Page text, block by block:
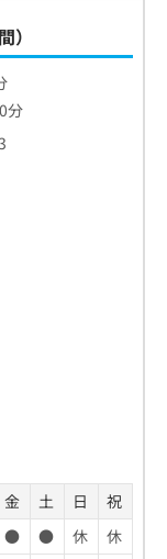
）
分
金 土 日
祝
● ● 休
休